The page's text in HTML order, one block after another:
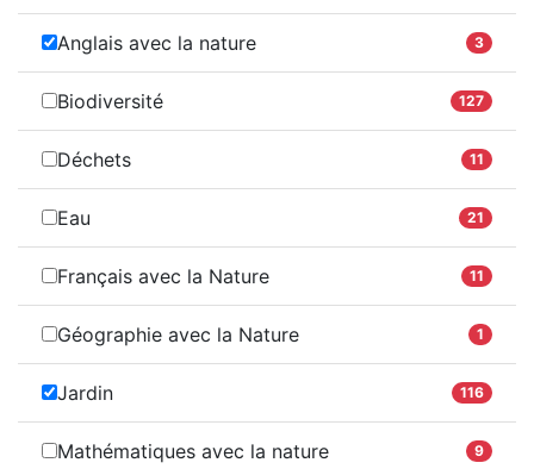
Anglais avec la nature 3
Biodiversité 127
Déchets 11
Eau 21
Français avec la Nature 11
Géographie avec la Nature 1
Jardin 116
Mathématiques avec la nature 9